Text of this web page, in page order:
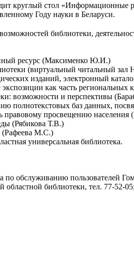
круглый стол
Году науки в Беларуси.
библиотеки,
ресурс (Максименко Ю.И.)
(виртуальный читальный
изданий, электронный
как часть региональных
возможности и перспективы
полнотекстовых баз данных,
правовому просвещению населения
(Рябикова Т.В.)
(Рафеева М.С.)
универсальная библиотека.
по обслуживанию пользователей
библиотеки, тел. 77-52-